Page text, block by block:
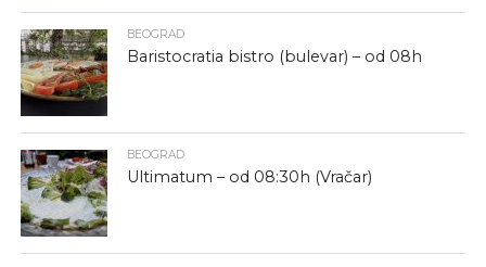
BEOGRAD
Baristocratia bistro (bulevar) – od 08h
BEOGRAD
Ultimatum – od 08:30h (Vračar)